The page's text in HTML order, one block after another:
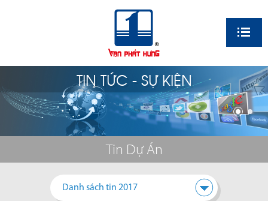
TIN TỨC - SỰ KIỆN
Tin Dự Án
Danh sách tin 2017